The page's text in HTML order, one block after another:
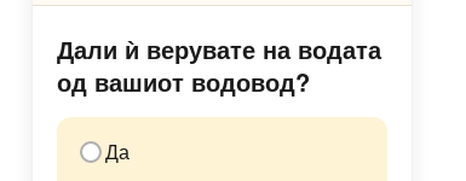
Дали ѝ верувате на водата
од вашиот водовод?
Да